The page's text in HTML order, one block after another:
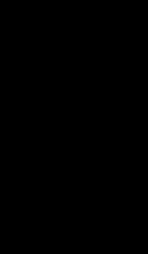
Zeit, der Tod
der Tod